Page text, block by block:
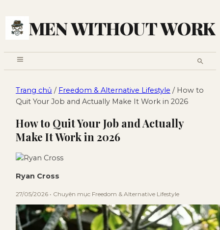
MEN WITHOUT WORK
Trang chủ / Freedom & Alternative Lifestyle / How to
Quit Your Job and Actually Make It Work in 2026
How to Quit Your Job and Actually
Make It Work in 2026
Ryan Cross
27/05/2026 • Chuyên mục Freedom & Alternative Lifestyle